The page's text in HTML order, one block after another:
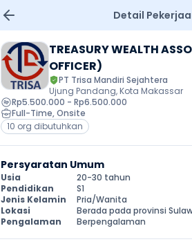
Detail
TREASURY WEALTH
OFFICER)
PT Trisa Mandiri Sejahtera
Ujung Pandang, Kota Makassar
Rp5.500.000 - Rp6.500.000
Full-Time, Onsite
10 org dibutuhkan
Persyaratan Umum
Usia
20-30 tahun
Pendidikan
S1
Jenis Kelamin
Pria/Wanita
Lokasi
Berada pada provinsi
Pengalaman
Berpengalaman